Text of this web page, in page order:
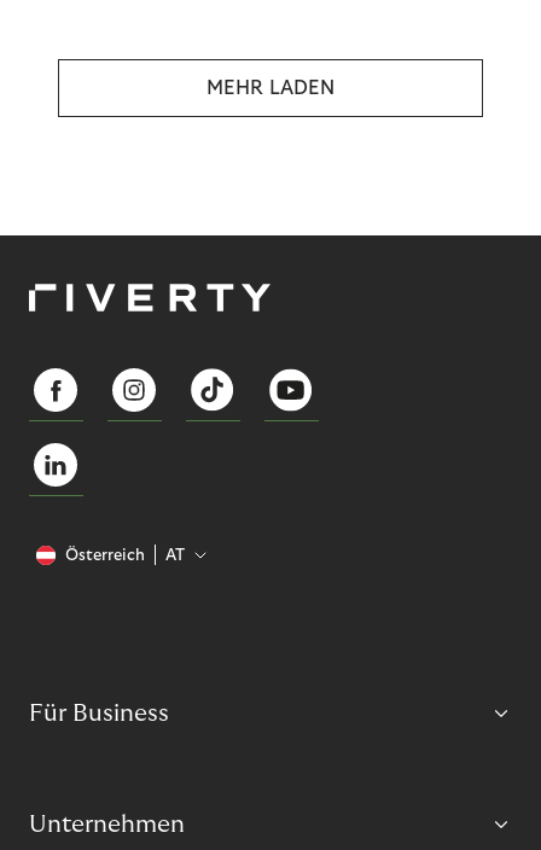
MEHR LADEN
Österreich AT
Für Business
Unternehmen